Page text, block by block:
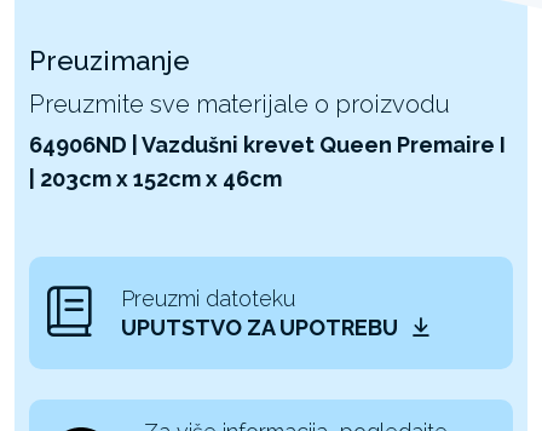
Preuzimanje
Preuzmite sve materijale o proizvodu
64906ND | Vazdušni krevet Queen Premaire I
| 203cm x 152cm x 46cm
Preuzmi datoteku
UPUTSTVO ZA UPOTREBU